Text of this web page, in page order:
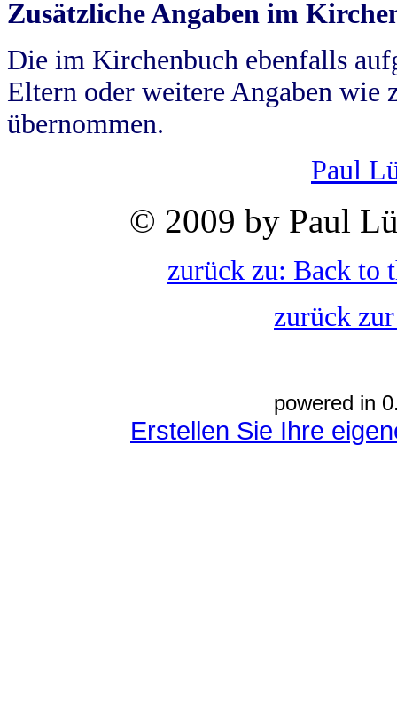
Zusätzliche Angaben im
Die im Kirchenbuch ebenfalls
Eltern oder weitere Angaben wie
übernommen.
Paul
© 2009 by Paul
zurück zu: Back to
zurück
powered in
Erstellen Sie Ihre